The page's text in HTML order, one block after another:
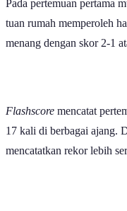
Pada pertemuan pertama
tuan rumah memperoleh
menang dengan skor 2-1
Flashscore mencatat
17 kali di berbagai ajang.
mencatatkan rekor lebih